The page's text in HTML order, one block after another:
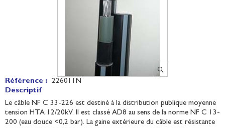
Référence : 226011N
Descriptif
Le câble NF C 33-226 est destiné à la distribution publique moyenne
tension HTA 12/20kV. Il est classé AD8 au sens de la norme NF C 13-
200 (eau douce <0,2 bar). La gaine extérieure du câble est résistante